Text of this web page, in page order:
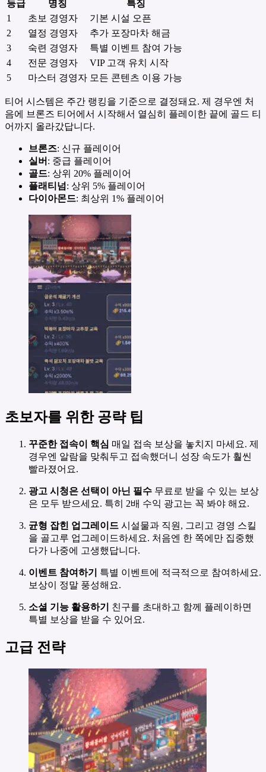
등급 명칭
특징
1
초보 경영자
기본 시설 오픈
2
열정 경영자
추가 포장마차 해금
3
숙련 경영자
특별 이벤트 참여 가능
4
전문 경영자
VIP 고객 유치 시작
5
마스터 경영자 모든 콘텐츠 이용 가능
티어 시스템은 주간 랭킹을 기준으로 결정돼요. 제 경우엔 처
음에 브론즈 티어에서 시작해서 열심히 플레이한 끝에 골드 티
어까지 올라갔답니다.
브론즈: 신규 플레이어
실버 : 중급 플레이어
골드: 상위 20% 플레이어
플래티넘: 상위 5% 플레이어
다이아몬드: 최상위 1% 플레이어
초보자를 위한 공략 팁
꾸준한 접속이 핵심 매일 접속 보상을 놓치지 마세요. 제
경우엔 알람을 맞춰두고 접속했더니 성장 속도가 훨씬
빨라졌어요.
광고 시청은 선택이 아닌 필수 무료로 받을 수 있는 보상
은 모두 받으세요. 특히 2배 수익 광고는 꼭 봐야 해요.
균형 잡힌 업그레이드 시설물과 직원, 그리고 경영 스킬
을 골고루 업그레이드하세요. 처음엔 한 쪽에만 집중했
다가 나중에 고생했답니다.
이벤트 참여하기
특별 이벤트에 적극적으로 참여하세요.
보상이 정말 풍성해요.
소셜 기능 활용하기
친구를 초대하고 함께 플레이하면
특별 보상을 받을 수 있어요.
고급 전략